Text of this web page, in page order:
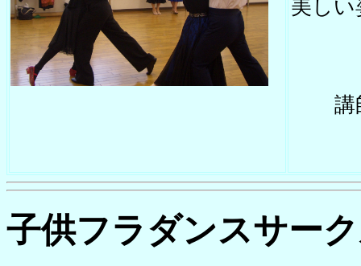
美し
子供フラダンスサー